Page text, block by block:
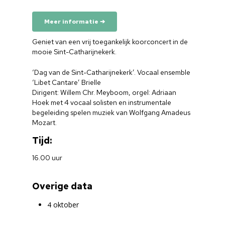
Geniet van een vrij toegankelijk koorconcert in de
mooie Sint-Catharijnekerk.
‘Dag van de Sint-Catharijnekerk’. Vocaal ensemble
‘Libet Cantare’ Brielle
Dirigent: Willem Chr. Meyboom, orgel: Adriaan
Hoek met 4 vocaal solisten en instrumentale
begeleiding spelen muziek van Wolfgang Amadeus
Mozart.
Tijd:
16.00 uur
Overige data
4 oktober
Meer informatie ➔